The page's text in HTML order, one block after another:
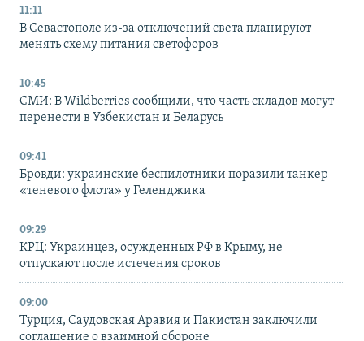
11:11
В Севастополе из-за отключений света планируют
менять схему питания светофоров
10:45
СМИ: В Wildberries сообщили, что часть складов могут
перенести в Узбекистан и Беларусь
09:41
Бровди: украинские беспилотники поразили танкер
«теневого флота» у Геленджика
09:29
КРЦ: Украинцев, осужденных РФ в Крыму, не
отпускают после истечения сроков
09:00
Турция, Саудовская Аравия и Пакистан заключили
соглашение о взаимной обороне